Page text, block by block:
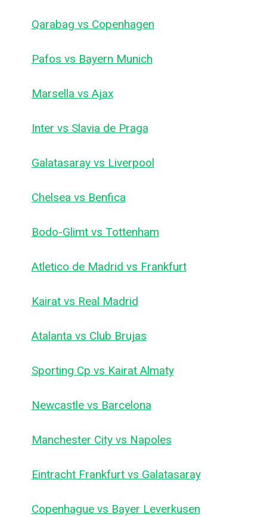
Qarabag vs Copenhagen
Pafos vs Bayern Munich
Marsella vs Ajax
Inter vs Slavia de Praga
Galatasaray vs Liverpool
Chelsea vs Benfica
Bodo-Glimt vs Tottenham
Atletico de Madrid vs Frankfurt
Kairat vs Real Madrid
Atalanta vs Club Brujas
Sporting Cp vs Kairat Almaty
Newcastle vs Barcelona
Manchester City vs Napoles
Eintracht Frankfurt vs Galatasaray
Copenhague vs Bayer Leverkusen